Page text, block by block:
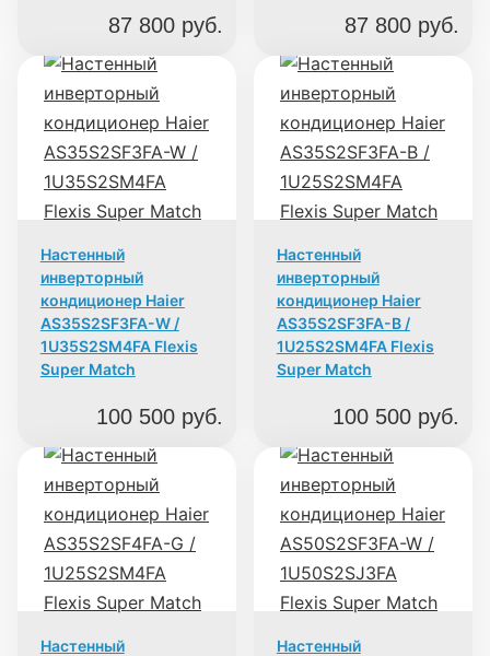
87 800 руб. 87 800 руб.
Настенный
инверторный
кондиционер Haier
AS35S2SF3FA-W /
1U35S2SM4FA Flexis
Super Match
100 500 руб.
Настенный
инверторный
кондиционер Haier
AS35S2SF3FA-B /
1U25S2SM4FA Flexis
Super Match
100 500 руб.
Настенный
Настенный